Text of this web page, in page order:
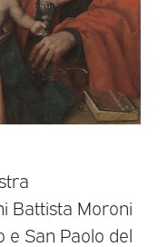
Battista Moroni
e San Paolo del